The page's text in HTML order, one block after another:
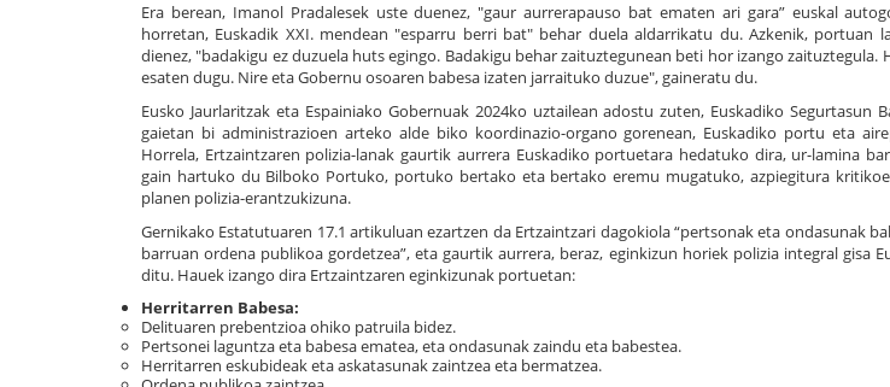
Era berean, Imanol Pradalesek uste duenez, "gaur aurrerapauso bat ematen ari gara” euskal
horretan, Euskadik XXI. mendean "esparru berri bat" behar duela aldarrikatu du. Azkenik, portuan
dienez, "badakigu ez duzuela huts egingo. Badakigu behar zaituztegunean beti hor izango zaituztegula.
esaten dugu. Nire eta Gobernu osoaren babesa izaten jarraituko duzue", gaineratu du.
Eusko Jaurlaritzak eta Espainiako Gobernuak 2024ko uztailean adostu zuten, Euskadiko Segurtasun
gaietan bi administrazioen arteko alde biko koordinazio-organo gorenean, Euskadiko portu eta
Horrela, Ertzaintzaren polizia-lanak gaurtik aurrera Euskadiko portuetara hedatuko dira, ur-lamina
gain hartuko du Bilboko Portuko, portuko bertako eta bertako eremu mugatuko, azpiegitura
planen polizia-erantzukizuna.
Gernikako Estatutuaren 17.1 artikuluan ezartzen da Ertzaintzari dagokiola “pertsonak eta ondasunak
barruan ordena publikoa gordetzea”, eta gaurtik aurrera, beraz, eginkizun horiek polizia integral gisa
ditu. Hauek izango dira Ertzaintzaren eginkizunak portuetan:
Herritarren Babesa:
Delituaren prebentzioa ohiko patruila bidez.
Pertsonei laguntza eta babesa ematea, eta ondasunak zaindu eta babestea.
Herritarren eskubideak eta askatasunak zaintzea eta bermatzea.